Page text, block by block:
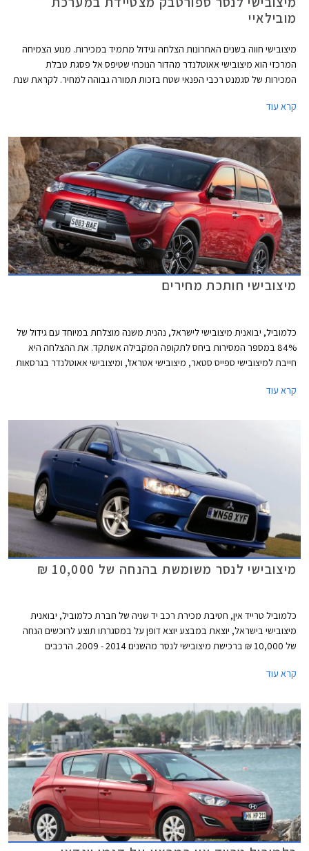
מובילאיי
מיצובישי חווה בשנים האחרונות הצלחה וגידול מתמיד במכירות. מנוע הצמיחה
המרכזי הוא מיצובישי אאוטלנדר מהדור הנוכחי שטיפס אל פסגת טבלת
המכירות של סגמנט רכבי הפנאי שטח בזכות תמורה גבוהה למחיר. לקראת שנת
מצויידת במנוע 1.8 ליטר המפיק 140 כ"ס ומשודך לתיבת הילוכים אוטומטית
רציפה (CVT). תיבת הילוכים זו מאפשרת גם בחירה ידנית מבין שישה יחסי
העברה קבועים דרך מנופים הממוקמים מאחורי גלגל ההגה. מבנה הספורטבק
כולל דלת חמישית וכך מתאפשר קיפול המושבים האחוריים והגדלת נפח תא
המטען בלחיצת כפתור אחת מ- 344 ליטרים ל- 1394 ליטרים.
קרא עוד
מיצובישי חותכת מחירים
כלמוביל, יבואנית מיצובישי לישראל, נהנית משנה מוצלחת במיוחד עם גידול של
84% במספר המסירות ביחס לתקופה המקבילה אשתקד. את ההצלחה היא
חייבת למיצובישי ספייס סטאר, מיצובישי אטראז', ומיצובישי אאוטלנדר בגרסאות
מיצובישי, בחרה היבואנית להוזיל את מחירם ובכך להפוך אותם לתחרותיים
קרא עוד
מיצובישי לנסר משומשת בהנחה של 10,000 ₪
כלמוביל טרייד אין, חטיבת מכירת רכב יד שניה של חברת כלמוביל, יבואנית
מיצובישי בישראל, יוצאת במבצע יוצא דופן על במסגרתו תוצע לרוכשים הנחה
של 10,000 ₪ ברכישת מיצובישי לנסר מהשנים 2014 - 2009. הרכבים
מחירון לוי יצחק העדכני ביום הרכישה.
קרא עוד